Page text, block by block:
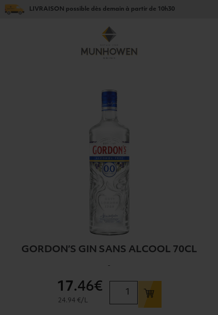
LIVRAISON possible dès demain à partir de 10h30
GORDON’S GIN SANS ALCOOL 70CL
-
GORDON'S
17.46€
24.94 €/L